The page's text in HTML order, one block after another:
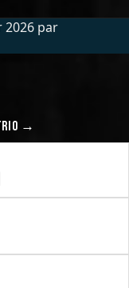
2026 par
→